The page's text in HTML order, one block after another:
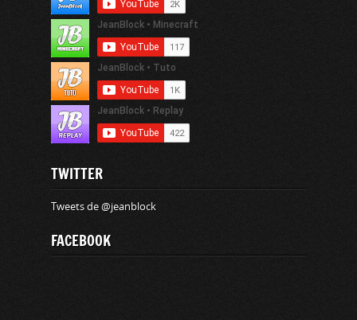
TWITTER
Tweets de @jeanblock
FACEBOOK